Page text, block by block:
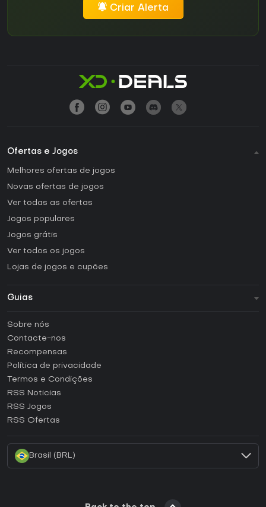
Criar Alerta
Ofertas e Jogos
Melhores ofertas de jogos
Novas ofertas de jogos
Ver todas as ofertas
Jogos populares
Jogos grátis
Ver todos os jogos
Lojas de jogos e cupões
Guias
Como ativar uma CD Key Steam?
Como ativar uma CD Key Epic Games?
Como ativar uma CD Key GOG?
Como ativar uma CD Key Ubisoft Connect?
Sobre nós
Contacte-nos
Recompensas
Política de privacidade
Termos e Condições
RSS Noticias
RSS Jogos
RSS Ofertas
Brasil (BRL)